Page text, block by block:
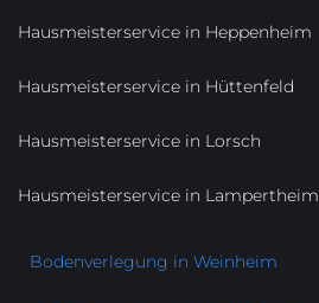
Hausmeisterservice in Heppenheim
Hausmeisterservice in Hüttenfeld
Hausmeisterservice in Lorsch
Hausmeisterservice in Lampertheim
Bodenverlegung in Weinheim